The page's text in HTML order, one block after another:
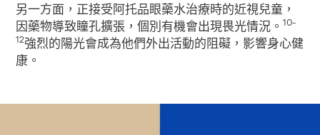
另一方面，正接受阿托品眼藥水治療時的近視兒童，
因藥物導致瞳孔擴張，個別有機會出現畏光情況。10-
12強烈的陽光會成為他們外出活動的阻礙，影響身心健
康。